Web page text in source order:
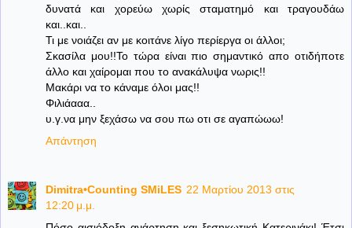
δυνατά και χορεύω χωρίς σταματημό και τραγουδάω
και..και..
Τι με νοιάζει αν με κοιτάνε λίγο περίεργα οι άλλοι;
Σκασίλα μου!!Το τώρα είναι πιο σημαντικό απο οτιδήποτε
άλλο και χαίρομαι που το ανακάλυψα νωρις!!
Μακάρι να το κάναμε όλοι μας!!
Φιλιάααα..
υ.γ.να μην ξεχάσω να σου πω οτι σε αγαπώωω!
Απάντηση
Dimitra•Counting SΜiLES 22 Μαρτίου 2013 στις
12:20 μ.μ.